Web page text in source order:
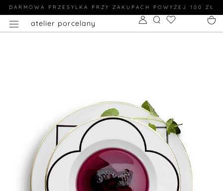
DARMOWA PRZESYLKA PRZY ZAKUPACH POWYŻEJ 100 ZŁ
atelier porcelany